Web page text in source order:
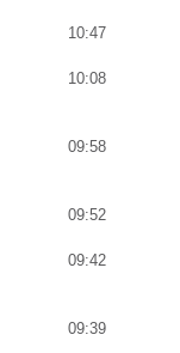
10:47
10:08
09:58
09:52
09:42
09:39